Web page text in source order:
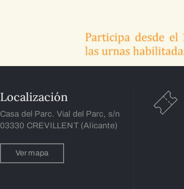
Localización
Casa del Parc. Vial del Parc, s/n
03330 CREVILLENT (Alicante)
Ver mapa